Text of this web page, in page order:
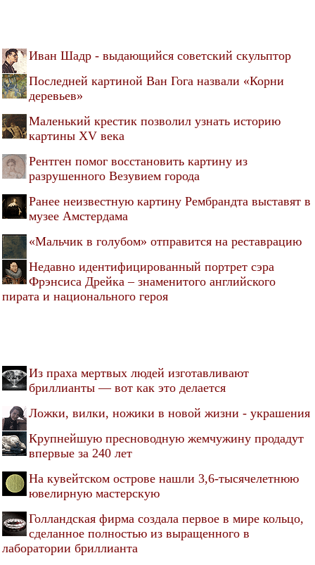
Иван Шадр - выдающийся советский скульптор
Последней картиной Ван Гога назвали «Корни
деревьев»
Маленький крестик позволил узнать историю
картины XV века
Рентген помог восстановить картину из
разрушенного Везувием города
Ранее неизвестную картину Рембрандта выставят в
музее Амстердама
«Мальчик в голубом» отправится на реставрацию
Недавно идентифицированный портрет сэра
Фрэнсиса Дрейка – знаменитого английского
пирата и национального героя
Из праха мертвых людей изготавливают
бриллианты — вот как это делается
Ложки, вилки, ножики в новой жизни - украшения
Крупнейшую пресноводную жемчужину продадут
впервые за 240 лет
На кувейтском острове нашли 3,6-тысячелетнюю
ювелирную мастерскую
Голландская фирма создала первое в мире кольцо,
сделанное полностью из выращенного в
лаборатории бриллианта